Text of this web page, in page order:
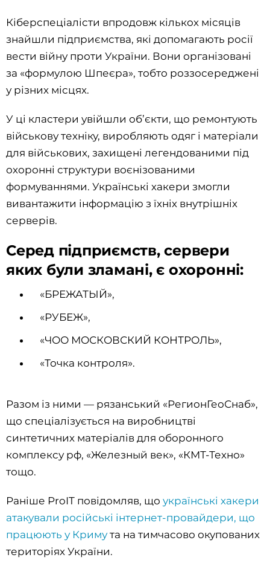
Кіберспеціалісти впродовж кількох місяців
знайшли підприємства, які допомагають росії
вести війну проти України. Вони організовані
за «формулою Шпеєра», тобто роззосереджені
у різних місцях.
У ці кластери увійшли об’єкти, що ремонтують
військову техніку, виробляють одяг і матеріали
для військових, захищені легендованими під
охоронні структури воєнізованими
формуваннями. Українські хакери змогли
вивантажити інформацію з їхніх внутрішніх
серверів.
Серед підприємств, сервери
яких були зламані, є охоронні:
«БРЕЖАТЫЙ»,
«РУБЕЖ»,
«ЧОО МОСКОВСКИЙ КОНТРОЛЬ»,
«Точка контроля».
Разом із ними — рязанський «РегионГеоСнаб»,
що спеціалізується на виробництві
синтетичних матеріалів для оборонного
комплексу рф, «Железный век», «КМТ-Техно»
тощо.
Раніше ProIT повідомляв, що українські хакери
атакували російські інтернет-провайдери, що
працюють у Кримута на тимчасово окупованих
територіях України.